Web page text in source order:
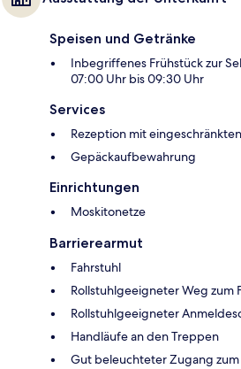
Speisen und Getränke
Inbegriffenes Frühstück zur
07:00 Uhr bis 09:30 Uhr
Services
Rezeption mit
Gepäckaufbewahrung
Einrichtungen
Moskitonetze
Barrierearmut
Fahrstuhl
Rollstuhlgeeigneter Weg zum
Rollstuhlgeeigneter
Handläufe an den Treppen
Gut beleuchteter Zugang zum